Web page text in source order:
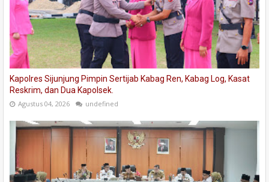
Kapolres Sijunjung Pimpin Sertijab Kabag Ren, Kabag Log, Kasat
Reskrim, dan Dua Kapolsek.
Agustus 04, 2026 undefined